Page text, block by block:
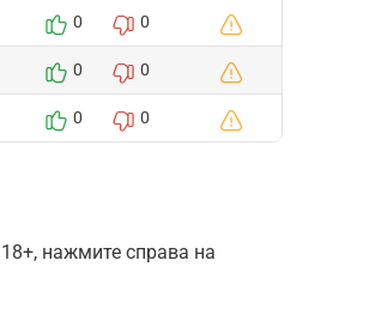
0 0
0 0
0 0
нажмите справа на